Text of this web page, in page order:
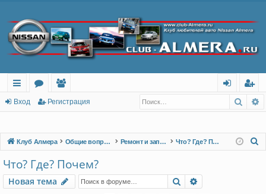
с
лк
о
м
ол
ов
ел
ег
тр
Вход Регистрация
Клуб Алмера Общие вопросы Ремонт и запчасти Что? Где? Почем?
Что? Где? Почем?
Новая тема Поиск